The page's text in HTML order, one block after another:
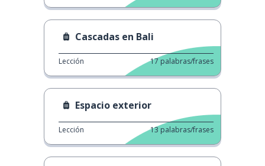
Cascadas en Bali
Lección 17 palabras/frases
Espacio exterior
Lección 13 palabras/frases